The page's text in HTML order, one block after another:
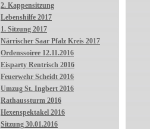
2. Kappensitzung
Lebenshilfe 2017
1. Sitzung 2017
Närrischer Saar Pfalz Kreis 2017
Ordenssoiree 12.11.2016
Eisparty Rentrisch 2016
Feuerwehr Scheidt 2016
Umzug St. Ingbert 2016
Rathaussturm 2016
Hexenspektakel 2016
Sitzung 30.01.2016